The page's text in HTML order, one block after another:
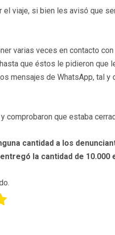
viaje, si bien les avisó que
varias veces en contacto con
que éstos le pidieron que
mensajes de WhatsApp, tal y
comprobaron que estaba
cantidad a los
la cantidad de 10.000